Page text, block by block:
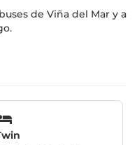
de Viña del Mar y a